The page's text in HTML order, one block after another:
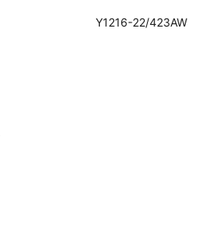
Y1216-22/423AW